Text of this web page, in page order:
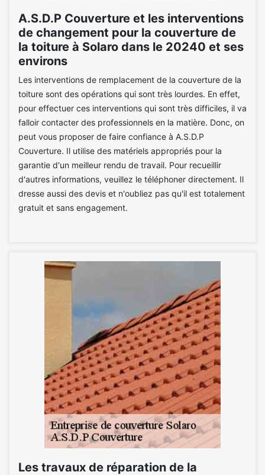
A.S.D.P Couverture et les interventions
de changement pour la couverture de
la toiture à Solaro dans le 20240 et ses
environs
Les interventions de remplacement de la couverture de la
toiture sont des opérations qui sont très lourdes. En effet,
pour effectuer ces interventions qui sont très difficiles, il va
falloir contacter des professionnels en la matière. Donc, on
peut vous proposer de faire confiance à A.S.D.P
Couverture. Il utilise des matériels appropriés pour la
garantie d'un meilleur rendu de travail. Pour recueillir
d'autres informations, veuillez le téléphoner directement. Il
dresse aussi des devis et n'oubliez pas qu'il est totalement
gratuit et sans engagement.
Les travaux de réparation de la